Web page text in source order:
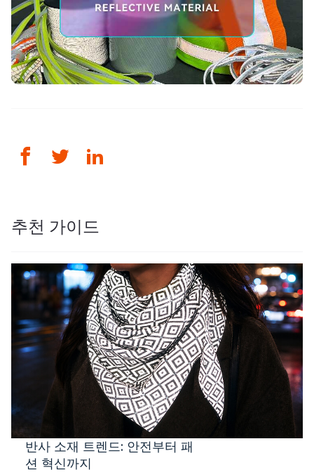
추천 가이드
반사 소재 트렌드: 안전부터 패
션 혁신까지